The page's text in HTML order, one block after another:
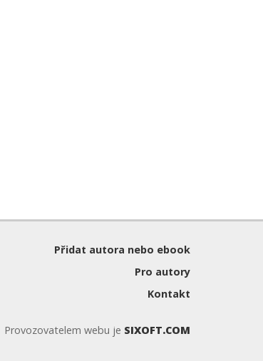
Přidat autora nebo ebook
Pro autory
Kontakt
Provozovatelem webu je SIXOFT.COM